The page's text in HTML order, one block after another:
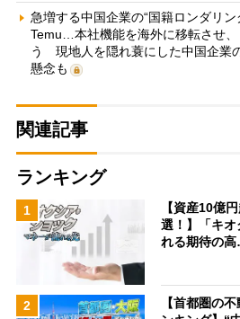
急増する中国企業の“国籍ロンダリ
Temu…本社機能を海外に移転させ
う 現地人を隠れ蓑にした中国企業
懸念も
関連記事
ランキング
1
【資産10億
選！】「キ
れる期待の
2
【首都圏の